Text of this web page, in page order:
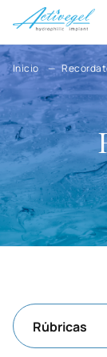
Inicio
Rúbricas
Korea
Costa Rica
Cote d'Ivoire
Cuba
Kuwait
Lao P.D.R.
Latvia
Lesotho
Lebanon
Libyan Arab